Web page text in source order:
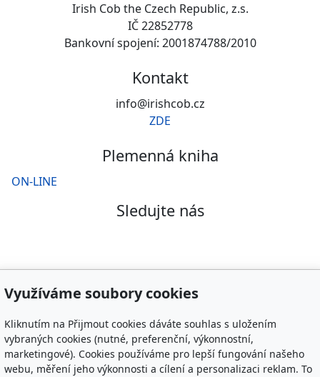
Irish Cob the Czech Republic, z.s.
IČ 22852778
Bankovní spojení: 2001874788/2010
Kontakt
info@irishcob.cz
ZDE
Plemenná kniha
ON-LINE
Sledujte nás
Využíváme soubory cookies
Kliknutím na Přijmout cookies dáváte souhlas s uložením
vybraných cookies (nutné, preferenční, výkonnostní,
marketingové). Cookies používáme pro lepší fungování našeho
webu, měření jeho výkonnosti a cílení a personalizaci reklam. To